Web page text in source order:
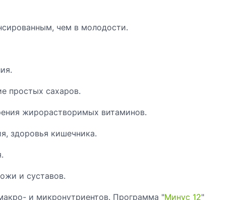
чем в молодости.
простых сахаров.
жирорастворимых витаминов.
здоровья кишечника.
и суставов.
и микронутриентов. Программа "Минус 12"